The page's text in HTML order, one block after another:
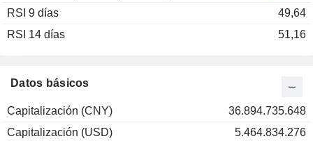
Datos básicos
Capitalización (CNY)
36.894.735.648
Capitalización (USD)
5.464.834.276
RSI 9 días
49,64
RSI 14 días
51,16